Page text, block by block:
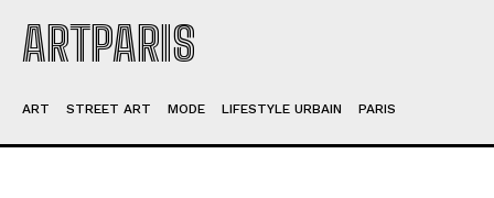
ARTPARIS
ART STREET ART MODE LIFESTYLE URBAIN PARIS